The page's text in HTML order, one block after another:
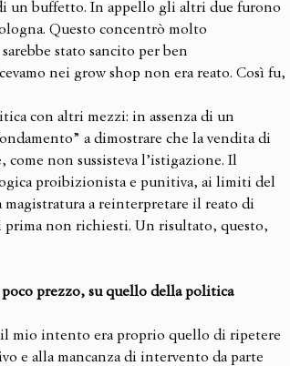
un buffetto. In appello gli altri due furono
Questo concentrò molto
stato sancito per ben
nei grow shop non era reato. Così fu,
con altri mezzi: in assenza di un
a dimostrare che la vendita di
non sussisteva l’istigazione. Il
proibizionista e punitiva, ai limiti del
magistratura a reinterpretare il reato di
non richiesti. Un risultato, questo,
prezzo, su quello della politica
mio intento era proprio quello di ripetere
e alla mancanza di intervento da parte